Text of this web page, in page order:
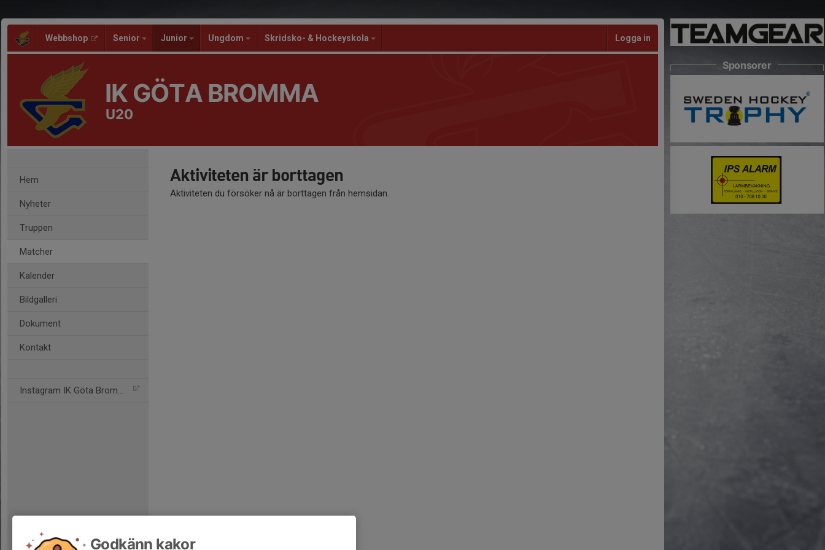
Webbshop Senior Junior Ungdom Skridsko- & Hockeyskola Logga in
IK GÖTA BROMMA
U20
Hem
Nyheter
Truppen
Matcher
Kalender
Bildgalleri
Dokument
Kontakt
Instagram IK Göta Bromma
Aktiviteten är borttagen
Aktiviteten du försöker nå är borttagen från hemsidan.
Sponsorer
Godkänn kakor